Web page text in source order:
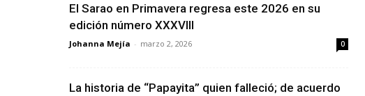
El Sarao en Primavera regresa este 2026 en su
edición número XXXVIII
Johanna Mejía - marzo 2, 2026 0
La historia de “Papayita” quien falleció; de acuerdo